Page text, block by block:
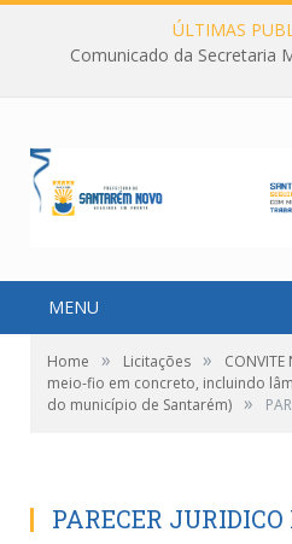
ÚLTIMAS
Comunicado da Secretaria
MENU
Home » Licitações »
meio-fio em concreto, incluindo
do município de Santarém) »
PARECER JURIDICO